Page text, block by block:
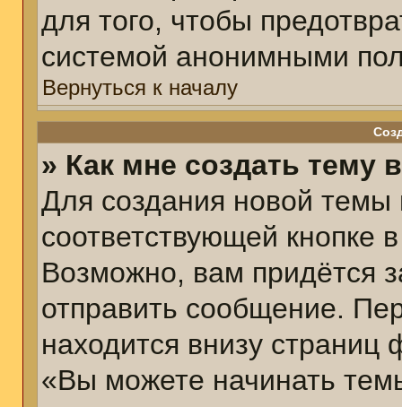
для того, чтобы
системой анонимными
Вернуться к началу
» Как мне создать тему
Для создания новой
соответствующей кнопке
Возможно, вам придётся
отправить сообщение.
находится внизу
«Вы можете начинать